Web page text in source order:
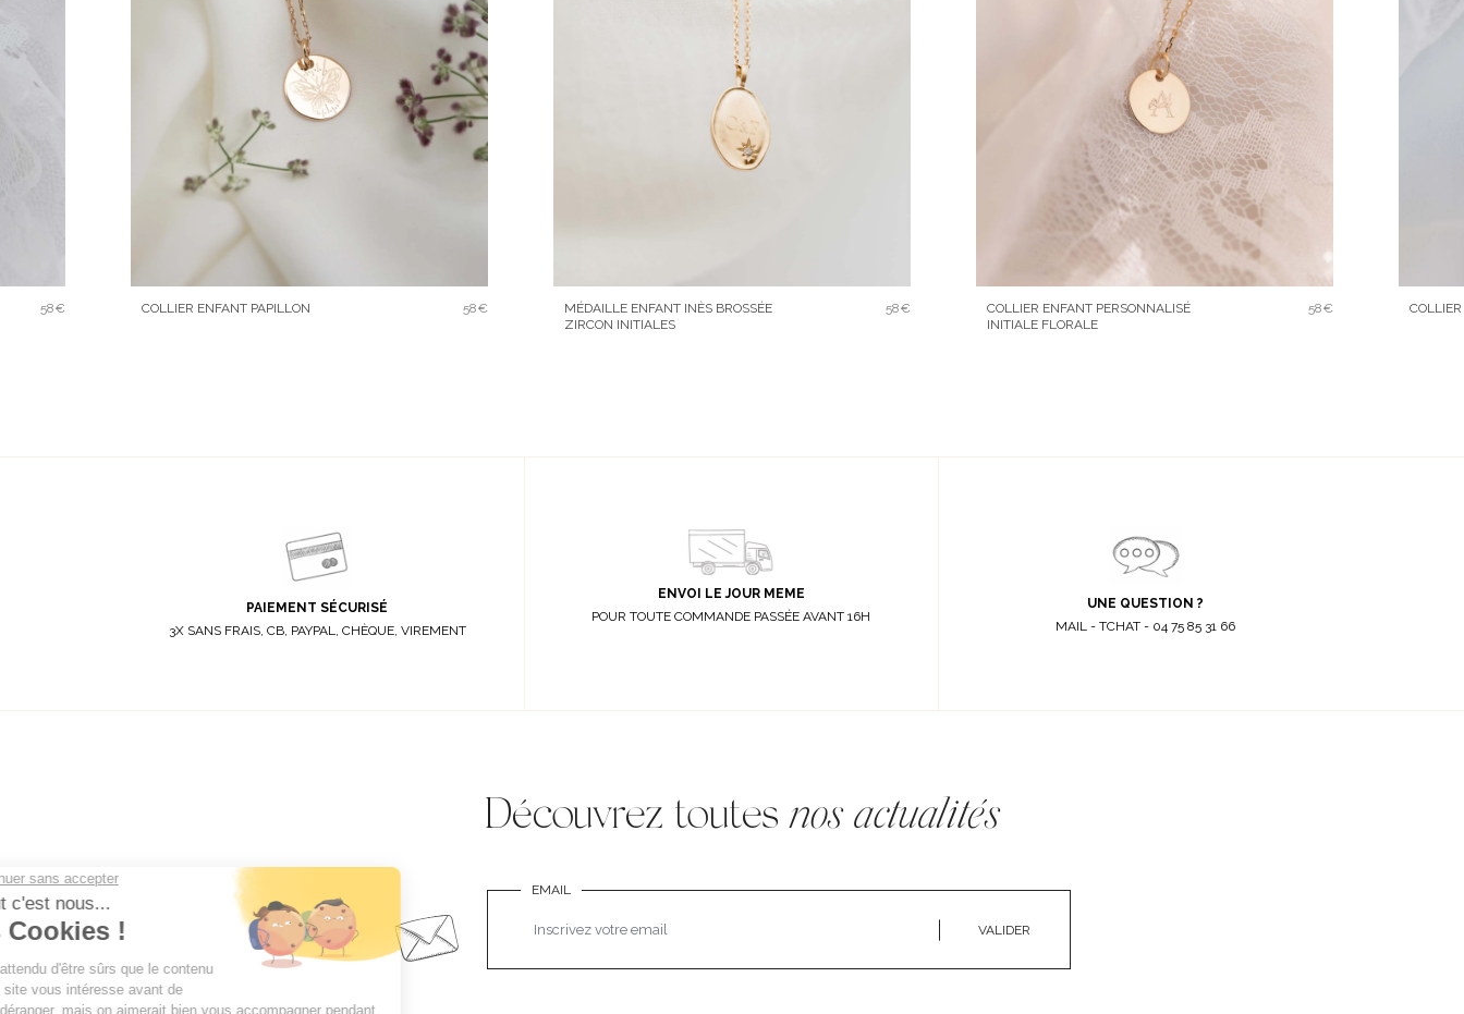
58€ COLLIER ENFANT PAPILLON 58€
MÉDAILLE ENFANT INÈS BROSSÉE
ZIRCON INITIALES
58€
COLLIER ENFANT PERSONNALISÉ
INITIALE FLORALE
58€
PAIEMENT SÉCURISÉ
3X SANS FRAIS, CB, PAYPAL, CHÈQUE, VIREMENT
ENVOI LE JOUR MEME
POUR TOUTE COMMANDE PASSÉE AVANT 16H
UNE QUESTION ?
MAIL - TCHAT - 04 75 85 31 66
Découvrez toutes nos actualités
EMAIL
VALIDER